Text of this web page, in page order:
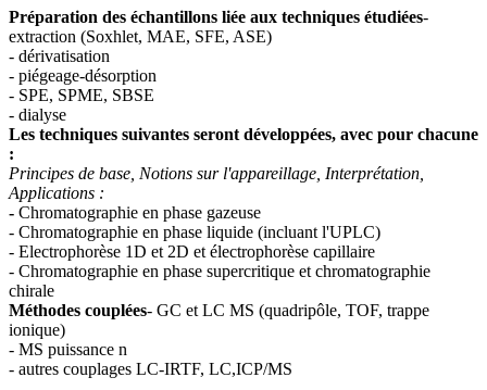
Préparation des échantillons liée aux techniques étudiées-
extraction (Soxhlet, MAE, SFE, ASE)
- dérivatisation
- piégeage-désorption
- SPE, SPME, SBSE
- dialyse
Les techniques suivantes seront développées, avec pour chacune
:
Principes de base, Notions sur l'appareillage, Interprétation,
Applications :
- Chromatographie en phase gazeuse
- Chromatographie en phase liquide (incluant l'UPLC)
- Electrophorèse 1D et 2D et électrophorèse capillaire
- Chromatographie en phase supercritique et chromatographie
chirale
Méthodes couplées- GC et LC MS (quadripôle, TOF, trappe
ionique)
- MS puissance n
- autres couplages LC-IRTF, LC,ICP/MS